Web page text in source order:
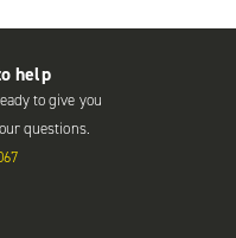
help
to give you
questions.